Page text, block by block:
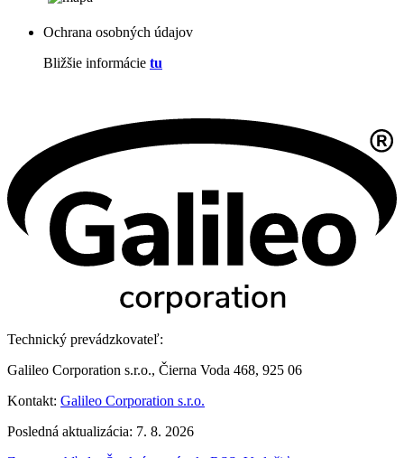
Ochrana osobných údajov
Bližšie informácie tu
Technický prevádzkovateľ:
Galileo Corporation s.r.o., Čierna Voda 468, 925 06
Kontakt: Galileo Corporation s.r.o.
Posledná aktualizácia: 7. 8. 2026